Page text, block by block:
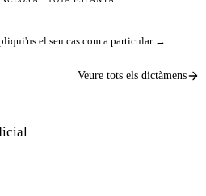
el seu cas com a particular →
Veure tots els dictàmens